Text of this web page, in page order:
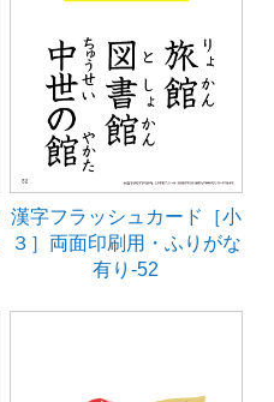
漢字フラッシュカード［小
３］両面印刷用・ふりがな
有り-52